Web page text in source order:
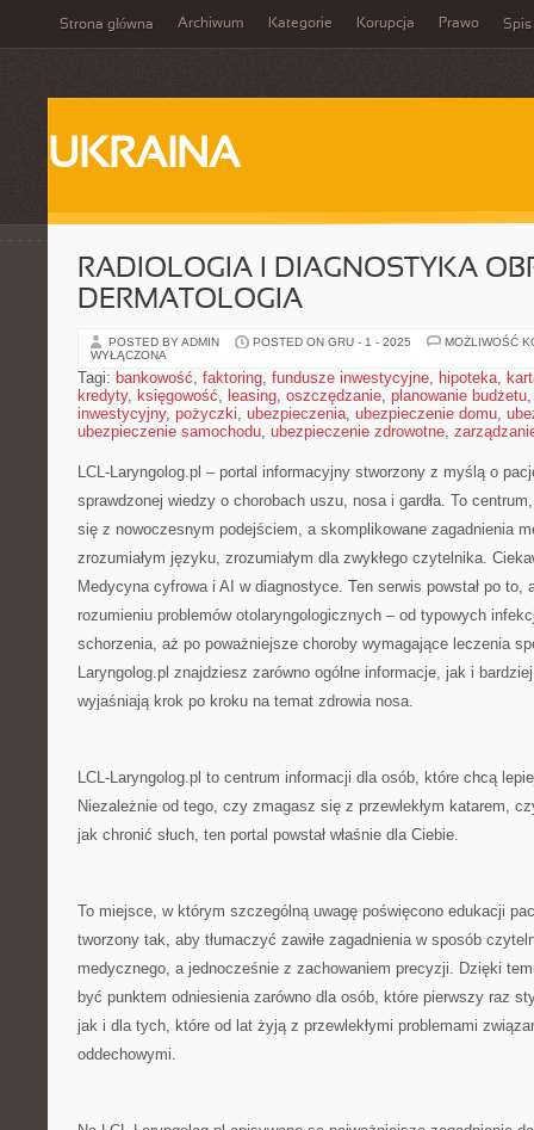
Strona główna Archiwum Kategorie Korupcja Prawo Spis
UKRAINA
RADIOLOGIA I DIAGNOSTYKA
DERMATOLOGIA
POSTED BY ADMIN POSTED ON GRU - 1 - 2025
MOŻLIWOŚĆ
WYŁĄCZONA
Tagi: bankowość, faktoring, fundusze inwestycyjne, hipoteka,
kredyty, księgowość, leasing, oszczędzanie, planowanie budżetu
inwestycyjny, pożyczki, ubezpieczenia, ubezpieczenie domu,
ubezpieczenie samochodu, ubezpieczenie zdrowotne,
LCL-Laryngolog.pl – portal informacyjny stworzony z myślą o
sprawdzonej wiedzy o chorobach uszu, nosa i gardła. To
się z nowoczesnym podejściem, a skomplikowane zagadnienia
zrozumiałym języku, zrozumiałym dla zwykłego czytelnika.
Medycyna cyfrowa i AI w diagnostyce. Ten serwis powstał po to,
rozumieniu problemów otolaryngologicznych – od typowych
schorzenia, aż po poważniejsze choroby wymagające leczenia
Laryngolog.pl znajdziesz zarówno ogólne informacje, jak i
wyjaśniają krok po kroku na temat zdrowia nosa.
LCL-Laryngolog.pl to centrum informacji dla osób, które chcą
Niezależnie od tego, czy zmagasz się z przewlekłym katarem,
jak chronić słuch, ten portal powstał właśnie dla Ciebie.
To miejsce, w którym szczególną uwagę poświęcono edukacji
tworzony tak, aby tłumaczyć zawiłe zagadnienia w sposób
medycznego, a jednocześnie z zachowaniem precyzji. Dzięki
być punktem odniesienia zarówno dla osób, które pierwszy raz
jak i dla tych, które od lat żyją z przewlekłymi problemami
oddechowymi.